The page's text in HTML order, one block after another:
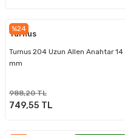
%24
Turnus
Turnus 204 Uzun Allen Anahtar 14
mm
988,20 TL
749,55 TL